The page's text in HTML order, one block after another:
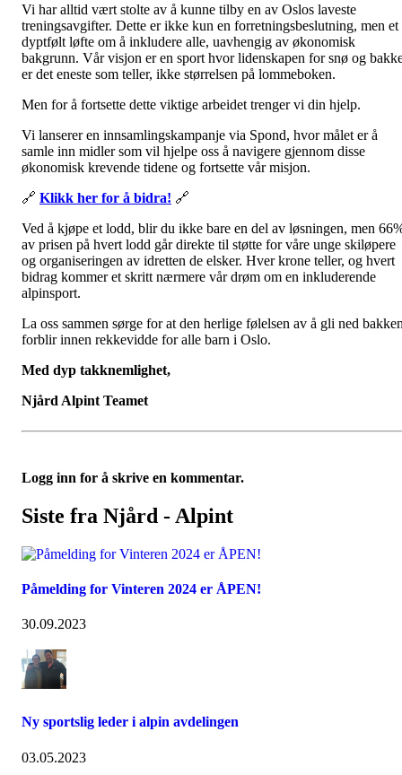
Vi har alltid vært stolte av å kunne tilby en av Oslos laveste
treningsavgifter. Dette er ikke kun en forretningsbeslutning, men et
dyptfølt løfte om å inkludere alle, uavhengig av økonomisk
bakgrunn. Vår visjon er en sport hvor lidenskapen for snø og
er det eneste som teller, ikke størrelsen på lommeboken.
Men for å fortsette dette viktige arbeidet trenger vi din hjelp.
Vi lanserer en innsamlingskampanje via Spond, hvor målet er å
samle inn midler som vil hjelpe oss å navigere gjennom disse
økonomisk krevende tidene og fortsette vår misjon.
🔗 Klikk her for å bidra! 🔗
Ved å kjøpe et lodd, blir du ikke bare en del av løsningen, men
av prisen på hvert lodd går direkte til støtte for våre unge skiløpere
og organiseringen av idretten de elsker. Hver krone teller, og hvert
bidrag kommer et skritt nærmere vår drøm om en inkluderende
alpinsport.
La oss sammen sørge for at den herlige følelsen av å gli ned
forblir innen rekkevidde for alle barn i Oslo.
Med dyp takknemlighet,
Njård Alpint Teamet
Logg inn for å skrive en kommentar.
Siste fra Njård - Alpint
Påmelding for Vinteren 2024 er ÅPEN!
30.09.2023
Ny sportslig leder i alpin avdelingen
03.05.2023